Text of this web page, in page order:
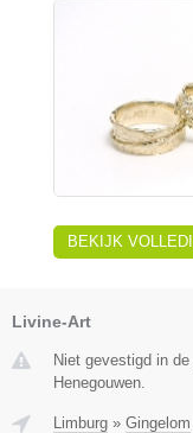
BEKIJK
Livine-Art
Niet gevestigd in
Henegouwen.
Limburg » Gingelom